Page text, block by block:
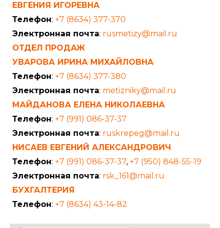
ЕВГЕНИЯ ИГОРЕВНА
Телефон: +7 (8634) 377-370
Электронная почта: rusmetizy@mail.ru
ОТДЕЛ ПРОДАЖ
УВАРОВА ИРИНА МИХАЙЛОВНА
Телефон: +7 (8634) 377-380
Электронная почта: metizniky@mail.ru
МАЙДАНОВА ЕЛЕНА НИКОЛАЕВНА
Телефон: +7 (991) 086-37-37
Электронная почта: ruskrepeg@mail.ru
НИСАЕВ ЕВГЕНИЙ АЛЕКСАНДРОВИЧ
Телефон: +7 (991) 086-37-37, +7 (950) 848-55-19
Электронная почта: rsk_161@mail.ru
БУХГАЛТЕРИЯ
Телефон: +7 (8634) 43-14-82